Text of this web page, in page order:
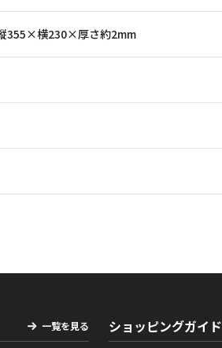
355×横230×厚さ約2mm
一覧を見る ショッピングガイド